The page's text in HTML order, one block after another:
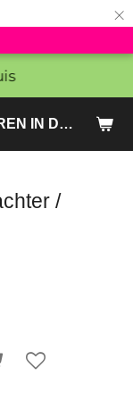
×
FATBIKES KOPEN & REPAREREN IN DEN HAAG EN ZOETERMEER - SACHE BIKES
/